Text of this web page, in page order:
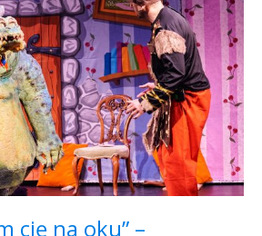
cię na oku” –